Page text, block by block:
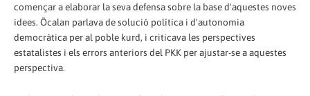
començar a elaborar la seva defensa sobre la base d'aquestes noves
idees. Öcalan parlava de solució política i d'autonomia
democràtica per al poble kurd, i criticava les perspectives
estatalistes i els errors anteriors del PKK per ajustar-se a aquestes
perspectiva.